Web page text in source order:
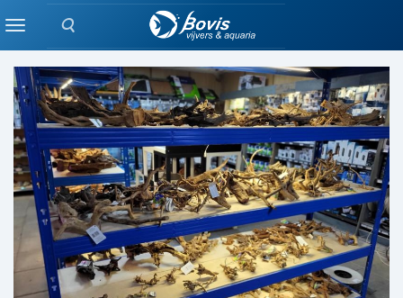
Zoeken
MenuDECORATIE